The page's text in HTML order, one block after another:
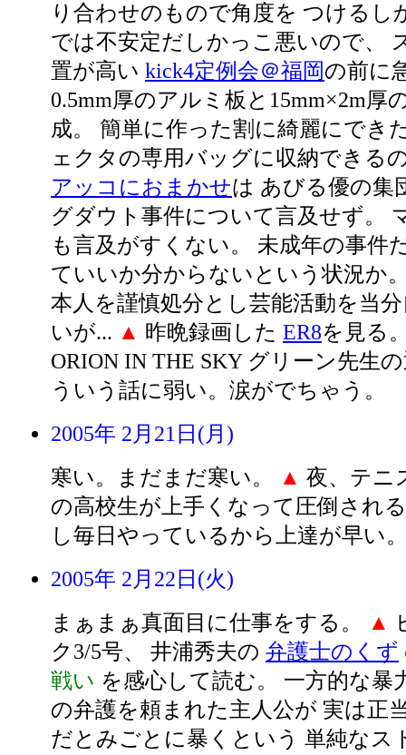
り合わせのもので角度を つけるし
では不安定だしかっこ悪いので、
置が高い kick4定例会＠福岡の前に
0.5mm厚のアルミ板と15mm×2m厚
成。 簡単に作った割に綺麗にでき
ェクタの専用バッグに収納できる
アッコにおまかせは あびる優の集
グダウト事件について言及せず。
も言及がすくない。 未成年の事件
ていいか分からないという状況か
本人を謹慎処分とし芸能活動を当
いが... ▲ 昨晩録画した ER8を見る
ORION IN THE SKY グリーン先生
ういう話に弱い。涙がでちゃう。
2005年 2月21日(月)
寒い。まだまだ寒い。
▲ 夜、テニ
の高校生が上手くなって圧倒され
し毎日やっているから上達が早い
2005年 2月22日(火)
まぁまぁ真面目に仕事をする。
▲
ク3/5号、 井浦秀夫の 弁護士のくず
戦い を感心して読む。 一方的な暴
の弁護を頼まれた主人公が 実は正
だとみごとに暴くという 単純なス